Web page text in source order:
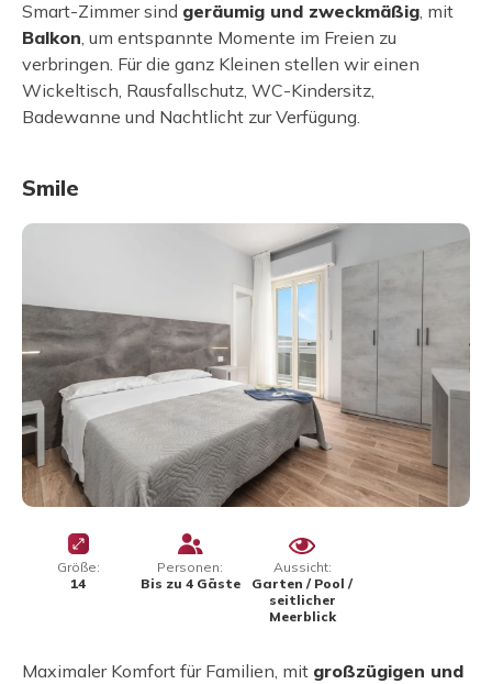
Smart-Zimmer sind geräumig und zweckmäßig, mit
Balkon, um entspannte Momente im Freien zu
verbringen. Für die ganz Kleinen stellen wir einen
Wickeltisch, Rausfallschutz, WC-Kindersitz,
Badewanne und Nachtlicht zur Verfügung.
Größe:
14
Personen:
Bis zu 4 Gäste
Aussicht:
Garten / Pool /
seitlicher
Meerblick
Maximaler Komfort für Familien, mit großzügigen und
Smile